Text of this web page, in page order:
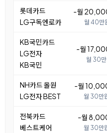
롯데카드
LG구독엔로카
-월
월 40만
KB국민카드
LG전자
KB국민
-월
월 30만
NH카드 올원
LG전자 BEST
-월
월 30만
전북카드
베스트케어
-월
월 30만